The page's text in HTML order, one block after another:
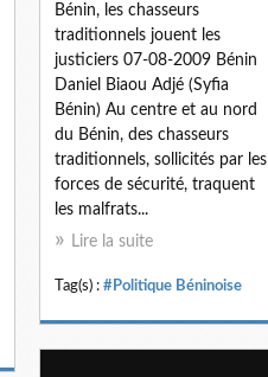
Bénin, les chasseurs
traditionnels jouent les
justiciers 07-08-2009 Bénin
Daniel Biaou Adjé (Syfia
Bénin) Au centre et au nord
du Bénin, des chasseurs
traditionnels, sollicités par les
forces de sécurité, traquent
les malfrats...
Lire la suite
Tag(s) : #Politique Béninoise